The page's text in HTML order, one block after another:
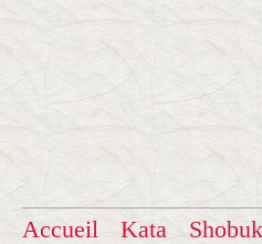
Accueil Kata